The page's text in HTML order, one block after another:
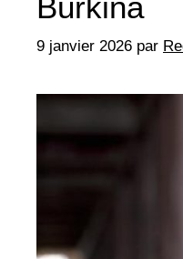
Burkina
9 janvier 2026 par